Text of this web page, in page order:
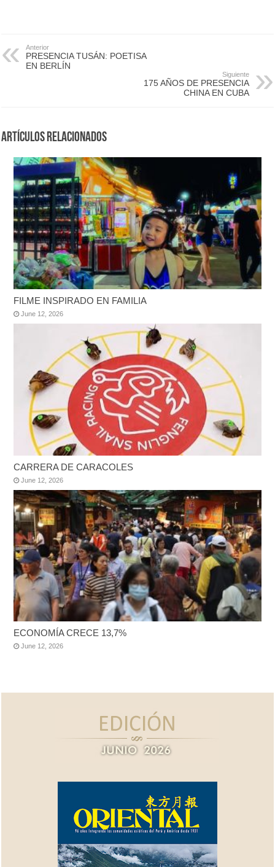
Anterior
PRESENCIA TUSÁN: POETISA
EN BERLÍN
Siguiente
175 AÑOS DE PRESENCIA
CHINA EN CUBA
Artículos Relacionados
FILME INSPIRADO EN FAMILIA
June 12, 2026
CARRERA DE CARACOLES
June 12, 2026
ECONOMÍA CRECE 13,7%
June 12, 2026